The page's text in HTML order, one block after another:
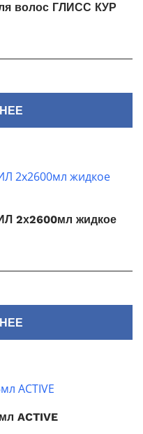
волос ГЛИСС КУР
2х2600мл жидкое
ACTIVE